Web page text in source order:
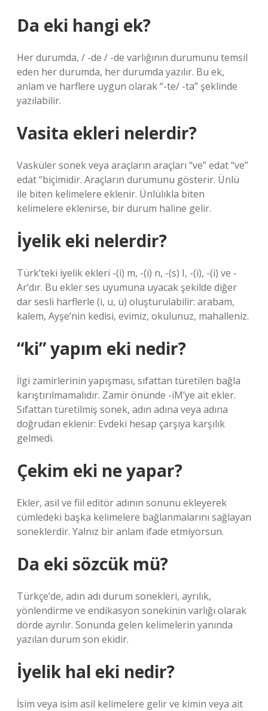
Da eki hangi ek?
Her durumda, / -de / -de varlığının durumunu temsil
eden her durumda, her durumda yazılır. Bu ek,
anlam ve harflere uygun olarak “-te/ -ta” şeklinde
yazılabilir.
Vasita ekleri nelerdir?
Vasküler sonek veya araçların araçları “ve” edat “ve”
edat “biçimidir. Araçların durumunu gösterir. Ünlü
ile biten kelimelere eklenir. Ünlülıkla biten
kelimelere eklenirse, bir durum haline gelir.
İyelik eki nelerdir?
Türk’teki iyelik ekleri -(i) m, -(i) n, -(s) I, -(i), -(i) ve -
Ar’dır. Bu ekler ses uyumuna uyacak şekilde diğer
dar sesli harflerle (i, u, ü) oluşturulabilir: arabam,
kalem, Ayşe’nin kedisi, evimiz, okulunuz, mahalleniz.
“ki” yapım eki nedir?
İlgi zamirlerinin yapışması, sıfattan türetilen bağla
karıştırılmamalıdır. Zamir önünde -iM’ye ait ekler.
Sıfattan türetilmiş sonek, adın adına veya adına
doğrudan eklenir: Evdeki hesap çarşıya karşılık
gelmedi.
Çekim eki ne yapar?
Ekler, asil ve fiil editör adının sonunu ekleyerek
cümledeki başka kelimelere bağlanmalarını sağlayan
soneklerdir. Yalnız bir anlam ifade etmiyorsun.
Da eki sözcük mü?
Türkçe’de, adın adı durum sonekleri, ayrılık,
yönlendirme ve endikasyon sonekinin varlığı olarak
dörde ayrılır. Sonunda gelen kelimelerin yanında
yazılan durum son ekidir.
İyelik hal eki nedir?
İsim veya isim asil kelimelere gelir ve kimin veya ait